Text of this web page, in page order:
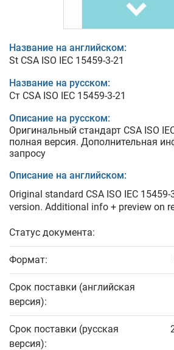
Название на английском:
St CSA ISO IEC 15459-3-21
Название на русском:
Ст CSA ISO IEC 15459-3-21
Описание на русском:
Оригинальный стандарт CSA ISO
полная версия. Дополнительная
запросу
Описание на английском:
Original standard CSA ISO IEC
version. Additional info + preview on
Статус документа:
Формат:
Срок поставки (английская
версия):
Срок поставки (русская
версия):